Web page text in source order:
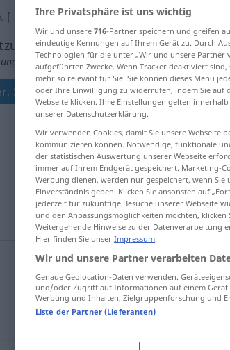
[ˈdebri] USa. [dəˈbri]s
anklicken/antippen)
Schutt, Ruinen Schutt, Trümmer
debris
debris
Ihre Privatsphäre ist uns wichtig
Wir und unsere 716-Partner speichern und greifen
eindeutige Kennungen auf Ihrem Gerät zu. Durch
Technologien für die unter „Wir und unsere Partner
aufgeführten Zwecke. Wenn Tracker deaktiviert
mehr so relevant für Sie. Sie können dieses Menü
oder Ihre Einwilligung zu widerrufen, indem Sie auf
Webseite klicken. Ihre Einstellungen gelten
unserer Datenschutzerklärung.
Wir verwenden Cookies, damit Sie unsere Webseite
kommunizieren können. Notwendige, funktionale
der statistischen Auswertung unserer Webseite
immer auf Ihrem Endgerät gespeichert. Marketing-
Werbung dienen, werden nur gespeichert, wenn
Einverständnis geben. Klicken Sie ansonsten auf
jederzeit für zukünftige Besuche unserer Webseite
und den Anpassungsmöglichkeiten möchten,
Weitergehende Hinweise zu der Datenverarbeitung
Hier finden Sie unser Impressum.
Wir und unsere Partner verarbeiten
Genaue Geolocation-Daten verwenden.
und/oder Zugriff auf Informationen auf einem
Werbung und Inhalten, Zielgruppenforschung und
Liste der Partner (Lieferanten)